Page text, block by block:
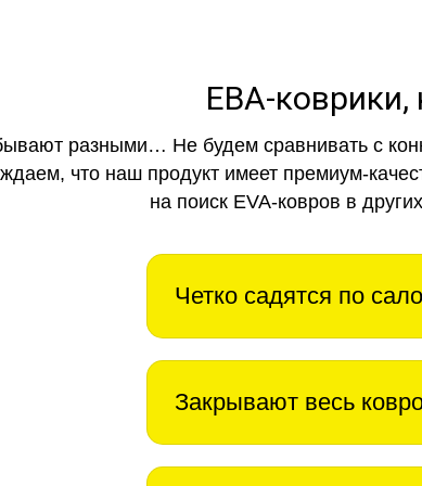
ЕВА-
разными… Не будем сравнивать с
что наш продукт имеет премиум-
на поиск EVA-ковров в
Четко садятся по
Закрывают весь